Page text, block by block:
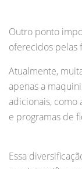
Outro ponto
oferecidos pelas
Atualmente,
apenas a
adicionais, como
e programas de
Essa